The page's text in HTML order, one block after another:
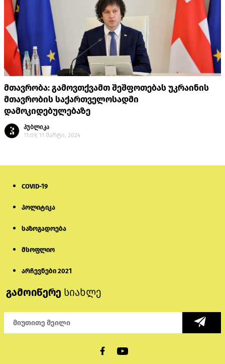
მთავრობა: გამოვთქვამთ შეშფოთებას უკრაინის
მთავრობის საქართველოსადმი
დამოკიდებულებაზე
პუბლიკა
11:09, 11 მარტი, 2024
COVID-19
პოლიტიკა
საზოგადოება
მსოფლიო
არჩევნები 2021
გამოიწერე სიახლე